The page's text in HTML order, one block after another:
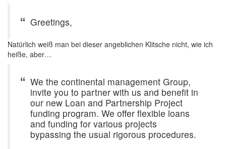
Greetings,
Natürlich weiß man bei dieser angeblichen Klitsche nicht, wie ich
heiße, aber…
We the continental management Group,
invite you to partner with us and benefit in
our new Loan and Partnership Project
funding program. We offer flexible loans
and funding for various projects
bypassing the usual rigorous procedures.